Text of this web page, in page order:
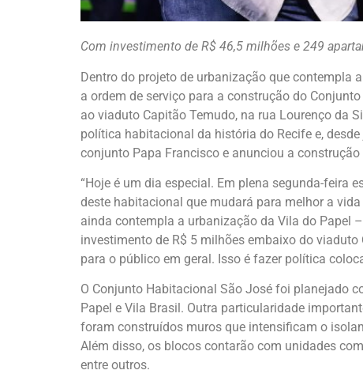
Com investimento de R$ 46,5 milhões e 249
Dentro do projeto de urbanização que contempla
a ordem de serviço para a construção do
ao viaduto Capitão Temudo, na rua Lourenço da
política habitacional da história do Recife e,
conjunto Papa Francisco e anunciou a
“Hoje é um dia especial. Em plena segunda-feira
deste habitacional que mudará para melhor a
ainda contempla a urbanização da Vila do Papel
investimento de R$ 5 milhões embaixo do
para o público em geral. Isso é fazer política
O Conjunto Habitacional São José foi planejado
Papel e Vila Brasil. Outra particularidade
foram construídos muros que intensificam o
Além disso, os blocos contarão com unidades
entre outros.